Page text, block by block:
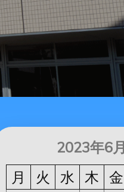
2023年6月
月
火 水 木 金